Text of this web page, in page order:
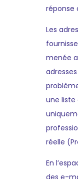
réponse
Les
menée
une
réelle
En